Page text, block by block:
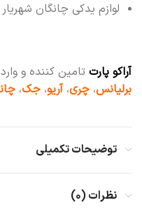
لوازم یدکی چانگان شهریار
آراکو پارت تامین کننده و
برلیانس، چری،آریو، جک،
توضیحات تکمیلی
نظرات (۰)